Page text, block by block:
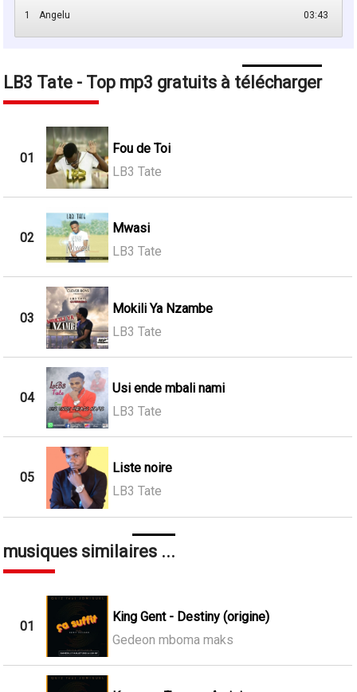
1 03:43
Angelu
LB3 Tate - Top mp3 gratuits à télécharger
01
Fou de Toi
LB3 Tate
02
Mwasi
LB3 Tate
03
Mokili Ya Nzambe
LB3 Tate
04
Usi ende mbali nami
LB3 Tate
05
Liste noire
LB3 Tate
musiques similaires ...
01
King Gent - Destiny (origine)
Gedeon mboma maks